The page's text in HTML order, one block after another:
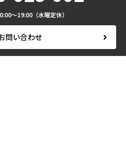
～19:00（水曜定休）
問い合わせ